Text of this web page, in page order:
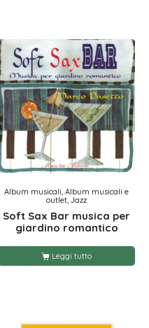
Album musicali, Album musicali e
outlet, Jazz
Soft Sax Bar musica per
giardino romantico
Leggi tutto